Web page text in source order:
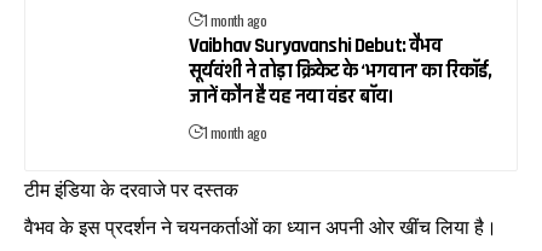
1 month ago
Vaibhav Suryavanshi Debut: वैभव
सूर्यवंशी ने तोड़ा क्रिकेट के ‘भगवान’ का रिकॉर्ड,
जानें कौन है यह नया वंडर बॉय।
1 month ago
टीम इंडिया के दरवाजे पर दस्तक
वैभव के इस प्रदर्शन ने चयनकर्ताओं का ध्यान अपनी ओर खींच लिया है।